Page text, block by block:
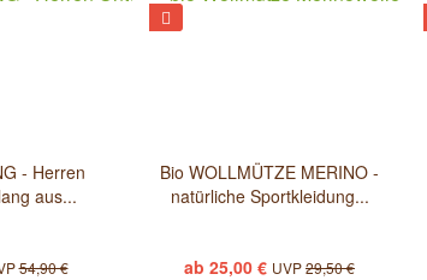
- Herren
aus...
54,90 €
Bio WOLLMÜTZE MERINO -
natürliche Sportkleidung...
ab 25,00 € UVP29,50 €